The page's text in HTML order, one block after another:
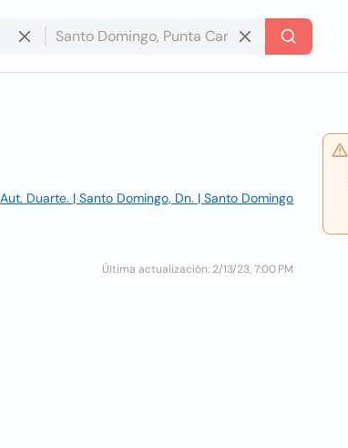
Aut. Duarte. | Santo Domingo, Dn. | Santo Domingo
Última actualización: 2/13/23, 7:00 PM